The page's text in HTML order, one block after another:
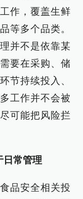
作，覆盖生鲜
等多个品类。
并不是依靠某
要在采购、储
节持续投入、
工作并不会被
可能把风险拦
日常管理
品安全相关投